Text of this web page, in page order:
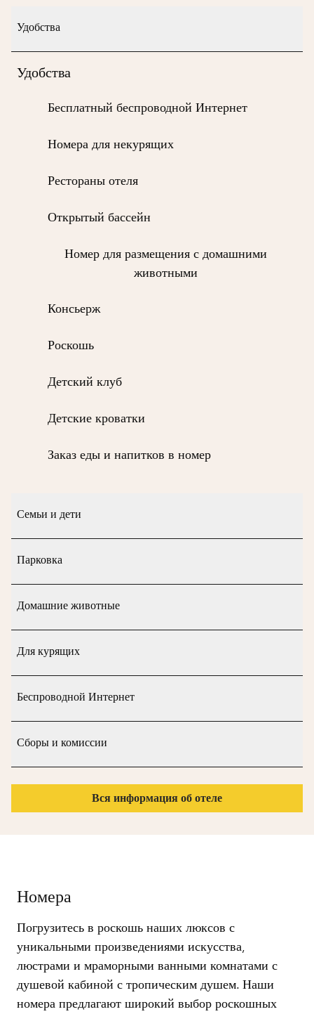
Удобства
Удобства
Бесплатный беспроводной Интернет
Номера для некурящих
Рестораны отеля
Открытый бассейн
Номер для размещения с домашними
животными
Консьерж
Роскошь
Детский клуб
Детские кроватки
Заказ еды и напитков в номер
Семьи и дети
Парковка
Домашние животные
Для курящих
Беспроводной Интернет
Сборы и комиссии
Вся информация об отеле
Номера
Погрузитесь в роскошь наших люксов с
уникальными произведениями искусства,
люстрами и мраморными ванными комнатами с
душевой кабиной с тропическим душем. Наши
номера предлагают широкий выбор роскошных